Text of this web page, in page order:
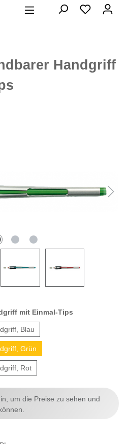
Handgriff
mit Einmal-Tips
Blau
Grün
Rot
um die Preise zu sehen und